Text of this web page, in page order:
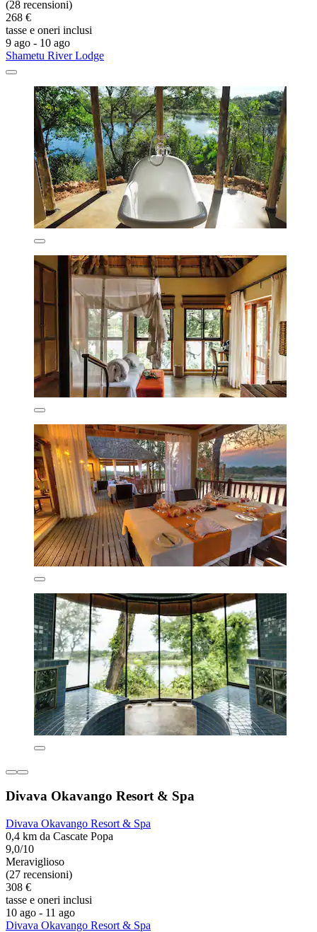
(28 recensioni)
268 €
tasse e oneri inclusi
9 ago - 10 ago
Shametu River Lodge
Divava Okavango Resort & Spa
Divava Okavango Resort & Spa
0,4 km da Cascate Popa
9,0/10
Meraviglioso
(27 recensioni)
308 €
tasse e oneri inclusi
10 ago - 11 ago
Divava Okavango Resort & Spa